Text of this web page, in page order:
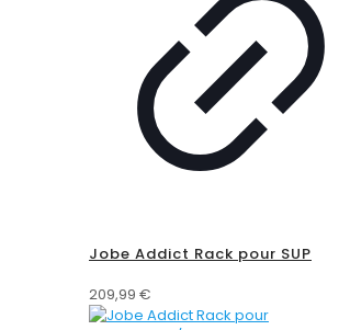
Jobe Addict Rack pour SUP
209,99 €